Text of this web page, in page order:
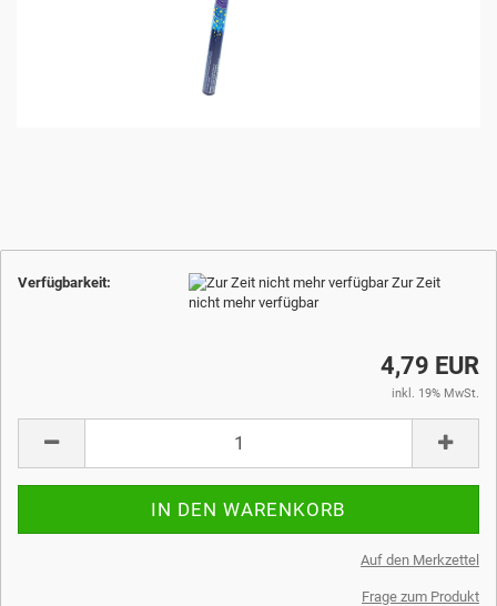
Verfügbarkeit:
Zur Zeit
nicht mehr verfügbar
4,79 EUR
inkl. 19% MwSt.
Auf den Merkzettel
Frage zum Produkt